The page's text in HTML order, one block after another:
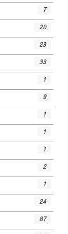
7
20
23
33
1
9
1
1
1
2
1
24
87